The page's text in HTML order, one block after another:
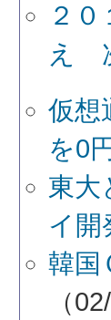
２
え
仮想
を0
東大
イ
韓国
（